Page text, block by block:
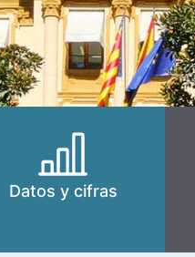
Datos y cifras